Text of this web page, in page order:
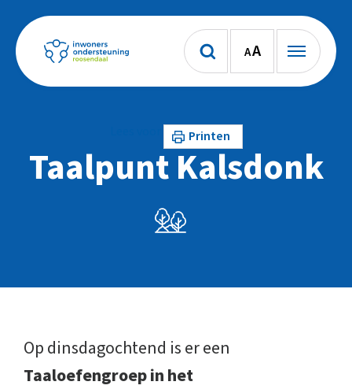
AA
Printen
Taalpunt Kalsdonk
Op dinsdagochtend is er een
Taaloefengroep in het